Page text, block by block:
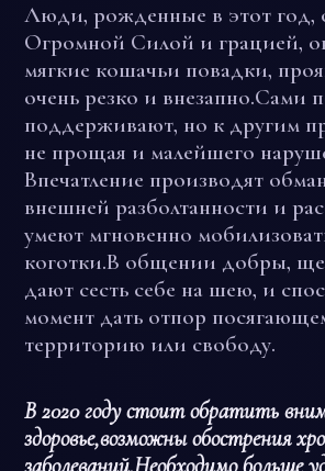
Люди, рожденные в этот год,
Огромной Силой и грацией,
мягкие кошачьи повадки,
очень резко и внезапно.Сами
поддерживают, но к другим
не прощая и малейшего
Впечатление производят
внешней разболтанности и
умеют мгновенно
коготки.В общении добры,
дают сесть себе на шею, и
момент дать отпор
территорию или свободу.
В 2020 году стоит обратить
здоровье,возможны обострения